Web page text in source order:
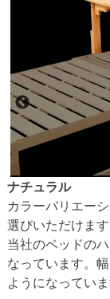
ナチュラル
カラーバリエー
選びいただけます
当社のベッドの
なっています。
ようになっていま